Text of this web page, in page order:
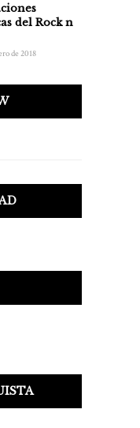
del Rock n
de 2018